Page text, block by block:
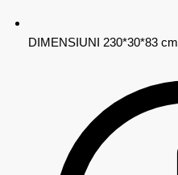
DIMENSIUNI 230*30*83 cm